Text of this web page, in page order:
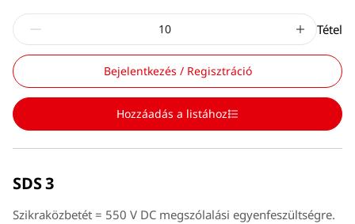
Tétel
Bejelentkezés / Regisztráció
Hozzáadás a listához
SDS 3
Szikraközbetét = 550 V DC megszólalási egyenfeszültségre.